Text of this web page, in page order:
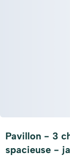
Pavillon - 3
spacieuse -